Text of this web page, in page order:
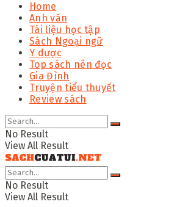
Home
Anh văn
Tài liệu học tập
Sách Ngoại ngữ
Y dược
Top sách nên đọc
Gia Đình
Truyện tiểu thuyết
Review sách
No Result
View All Result
No Result
View All Result